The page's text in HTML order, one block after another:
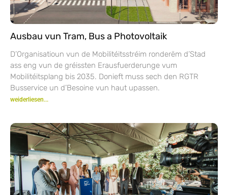
Ausbau vun Tram, Bus a Photovoltaik
D’Organisatioun vun de Mobilitéitsstréim ronderëm d’Stad
ass eng vun de gréissten Erausfuerderunge vum
Mobilitéitsplang bis 2035. Donieft muss sech den RGTR
Busservice un d’Besoine vun haut upassen.
weiderliesen...